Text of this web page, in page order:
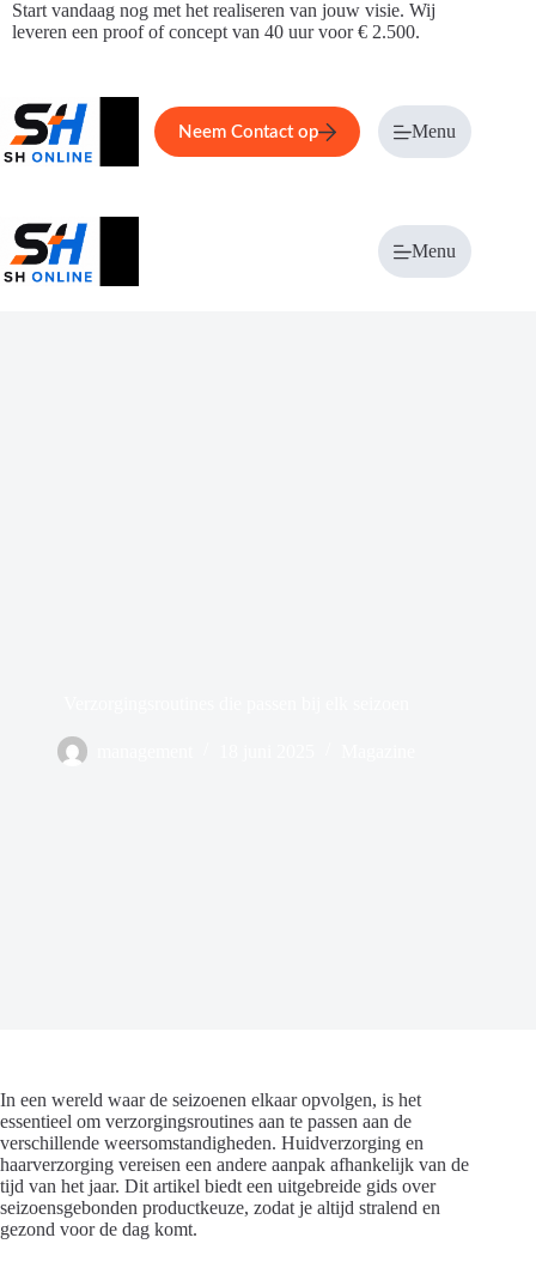
Ga
naar
Start vandaag nog met het realiseren van jouw visie. Wij
leveren een proof of concept van 40 uur voor € 2.500.
Home Service Over ons
Neem Contact op Menu
Menu
In een wereld waar de seizoenen elkaar opvolgen, is het
essentieel om verzorgingsroutines aan te passen aan de
verschillende weersomstandigheden. Huidverzorging en
haarverzorging vereisen een andere aanpak afhankelijk van de
tijd van het jaar. Dit artikel biedt een uitgebreide gids over
seizoensgebonden productkeuze, zodat je altijd stralend en
gezond voor de dag komt.